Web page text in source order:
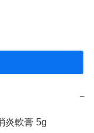
−
炎軟膏 5g